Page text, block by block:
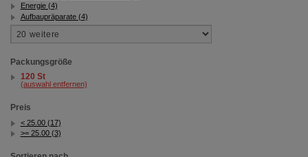
Energie (4)
Aufbaupräparate (4)
Packungsgröße
120 St
(auswahl entfernen)
Preis
< 25.00 (17)
>= 25.00 (3)